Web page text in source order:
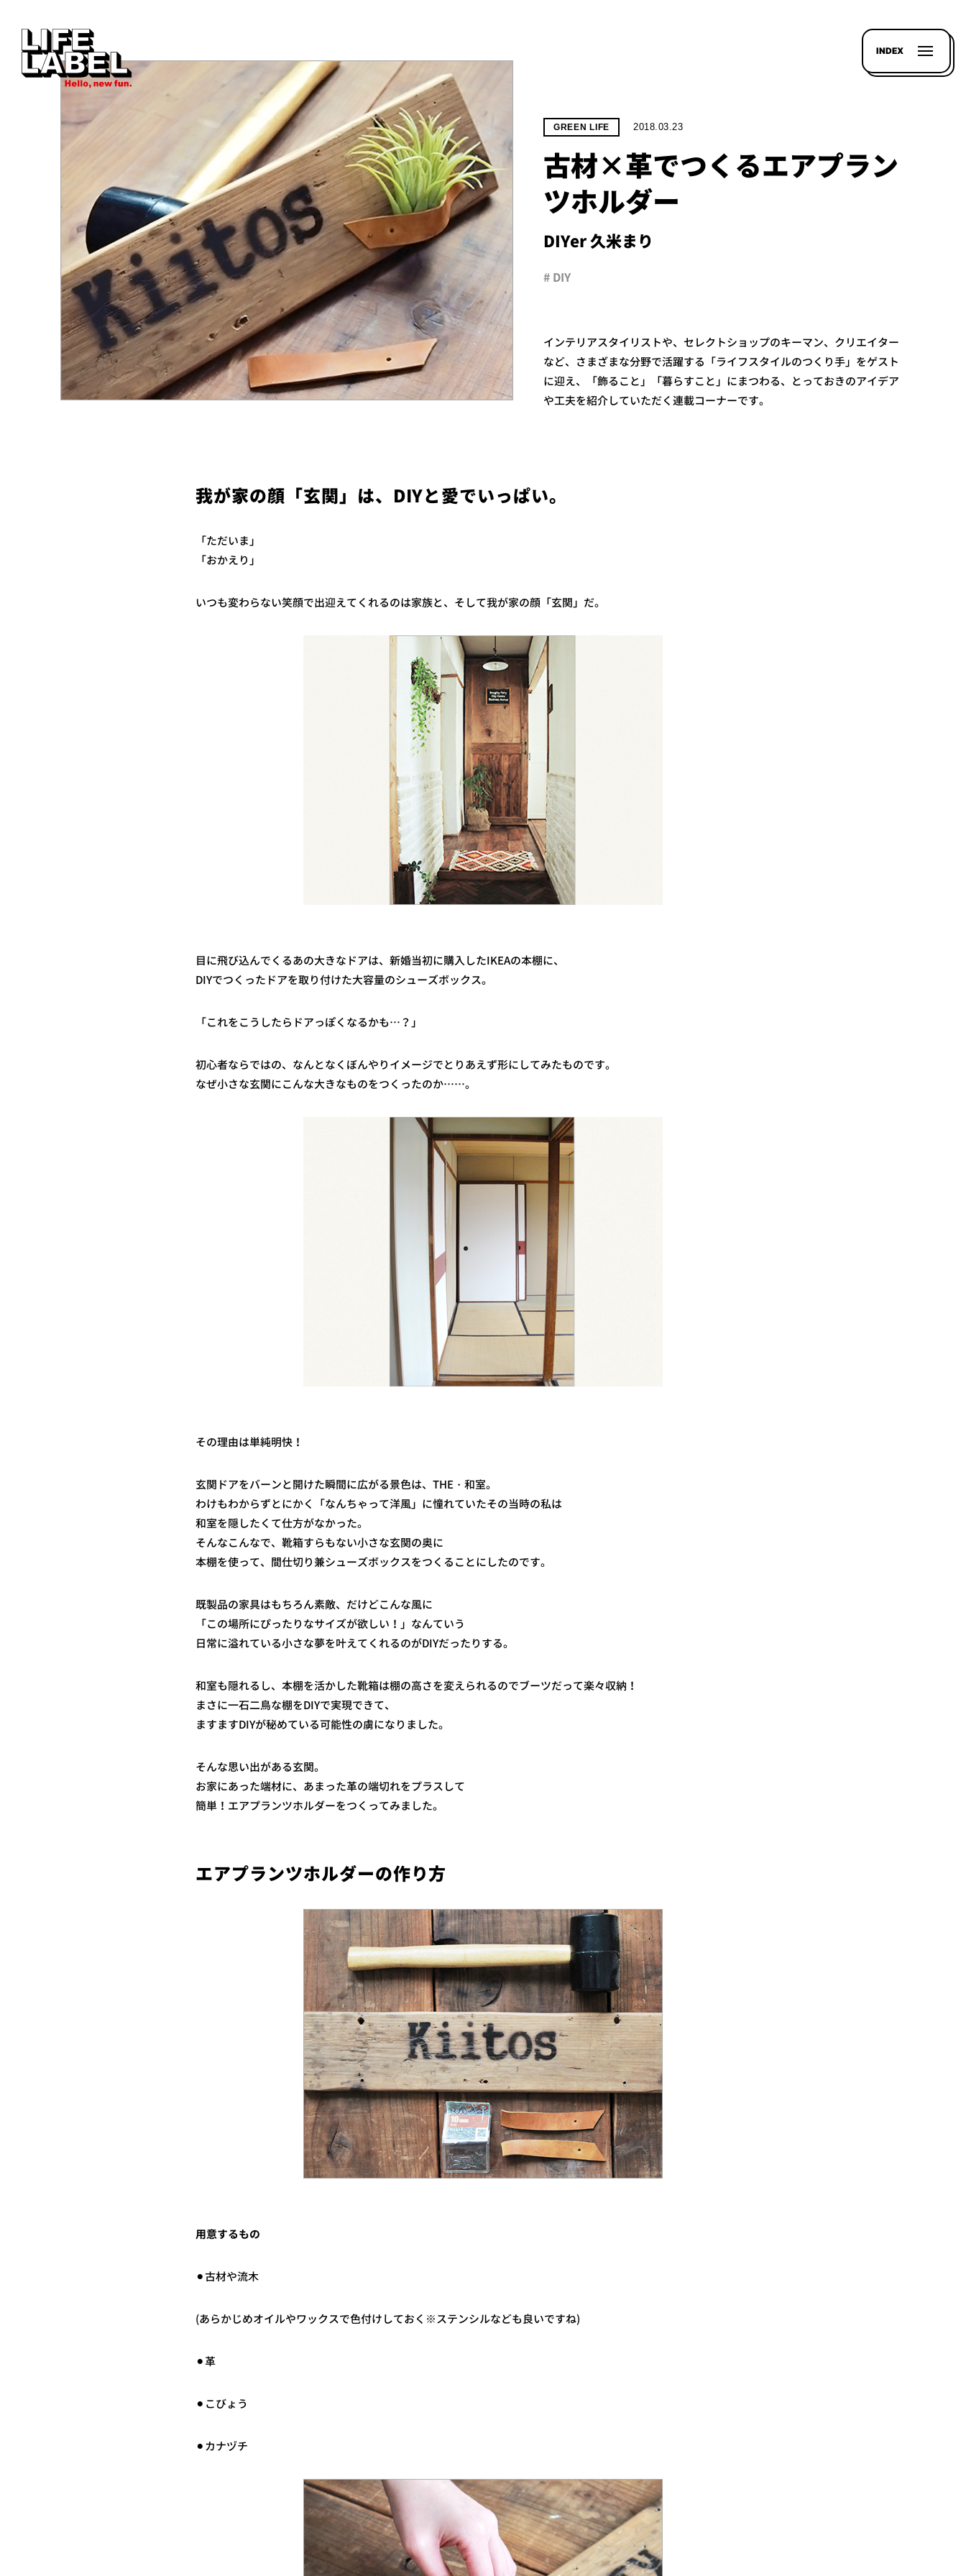
INDEX
GREEN LIFE 2018.03.23
古材×革でつくるエアプラン
ツホルダー
DIYer 久米まり
# DIY
インテリアスタイリストや、セレクトショップのキーマン、クリエイター
など、さまざまな分野で活躍する「ライフスタイルのつくり手」をゲスト
に迎え、「飾ること」「暮らすこと」にまつわる、とっておきのアイデア
や工夫を紹介していただく連載コーナーです。
我が家の顔「玄関」は、DIYと愛でいっぱい。
「ただいま」
「おかえり」
いつも変わらない笑顔で出迎えてくれるのは家族と、そして我が家の顔「玄関」だ。
目に飛び込んでくるあの大きなドアは、新婚当初に購入したIKEAの本棚に、
DIYでつくったドアを取り付けた大容量のシューズボックス。
「これをこうしたらドアっぽくなるかも…？」
初心者ならではの、なんとなくぼんやりイメージでとりあえず形にしてみたものです。
なぜ小さな玄関にこんな大きなものをつくったのか……。
その理由は単純明快！
玄関ドアをバーンと開けた瞬間に広がる景色は、THE・和室。
わけもわからずとにかく「なんちゃって洋風」に憧れていたその当時の私は
和室を隠したくて仕方がなかった。
そんなこんなで、靴箱すらもない小さな玄関の奥に
本棚を使って、間仕切り兼シューズボックスをつくることにしたのです。
既製品の家具はもちろん素敵、だけどこんな風に
「この場所にぴったりなサイズが欲しい！」なんていう
日常に溢れている小さな夢を叶えてくれるのがDIYだったりする。
和室も隠れるし、本棚を活かした靴箱は棚の高さを変えられるのでブーツだって楽々収納！
まさに一石二鳥な棚をDIYで実現できて、
ますますDIYが秘めている可能性の虜になりました。
そんな思い出がある玄関。
お家にあった端材に、あまった革の端切れをプラスして
簡単！エアプランツホルダーをつくってみました。
エアプランツホルダーの作り方
用意するもの
⚫︎古材や流木
(あらかじめオイルやワックスで色付けしておく※ステンシルなども良いですね)
⚫︎革
⚫︎こびょう
⚫︎カナヅチ